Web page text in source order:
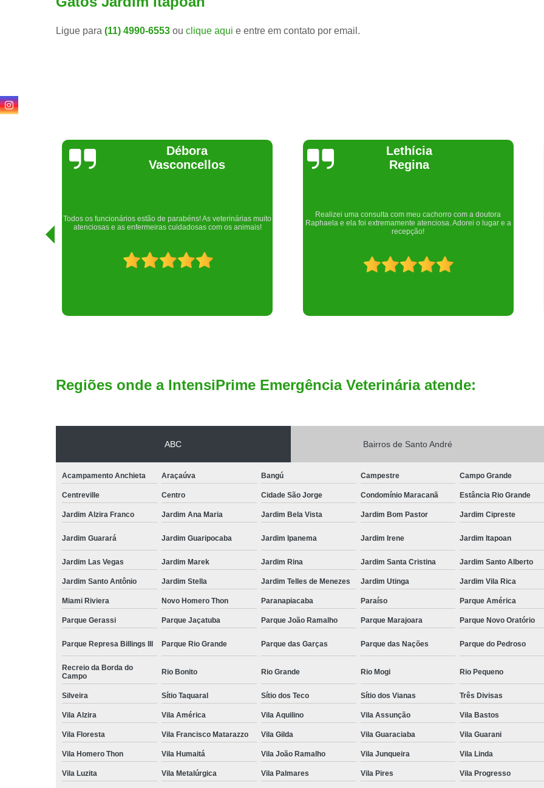
Ligue para (11) 4990-6553 ou clique aqui e entre em contato por email.
Lethícia
Regina
Realizei uma consulta com meu cachorro com a doutora
Raphaela e ela foi extremamente atenciosa. Adorei o lugar e a
recepção!
Joelma Lilian
Um lugar maravilhoso. Sempre serei grata pelo que fizeram por
nós!
Regiões onde a IntensiPrime Emergência Veterinária atende:
ABC Bairros de Santo André
Acampamento Anchieta Araçaúva Bangú Campestre Campo Grande
Centreville Centro Cidade São Jorge Condomínio Maracanã Estância Rio Grande
Jardim Alzira Franco Jardim Ana Maria Jardim Bela Vista Jardim Bom Pastor Jardim Cipreste
Jardim Guarará Jardim Guaripocaba Jardim Ipanema Jardim Irene Jardim Itapoan
Jardim Las Vegas Jardim Marek Jardim Rina Jardim Santa Cristina Jardim Santo Alberto
Jardim Santo Antônio Jardim Stella Jardim Telles de Menezes Jardim Utinga Jardim Vila Rica
Miami Riviera Novo Homero Thon Paranapiacaba Paraíso Parque América
Parque Gerassi Parque Jaçatuba Parque João Ramalho Parque Marajoara Parque Novo Oratório
Parque Represa Billings III Parque Rio Grande Parque das Garças Parque das Nações Parque do Pedroso
Recreio da Borda do
Campo
Rio Bonito Rio Grande Rio Mogi Rio Pequeno
Silveira Sítio Taquaral Sítio dos Teco Sítio dos Vianas Três Divisas
Vila Alzira Vila América Vila Aquilino Vila Assunção Vila Bastos
Vila Floresta Vila Francisco Matarazzo Vila Gilda Vila Guaraciaba Vila Guarani
Vila Homero Thon Vila Humaitá Vila João Ramalho Vila Junqueira Vila Linda
Vila Luzita Vila Metalúrgica Vila Palmares Vila Pires Vila Progresso